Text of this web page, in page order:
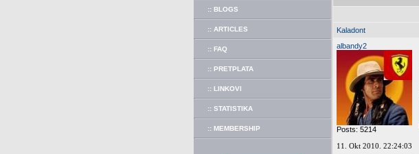
:: BLOGS
:: ARTICLES
:: FAQ
:: PRETPLATA
:: LINKOVI
:: STATISTIKA
:: MEMBERSHIP
Kaladont
albandy2
Posts: 5214
11. Okt 2010. 22:24:03